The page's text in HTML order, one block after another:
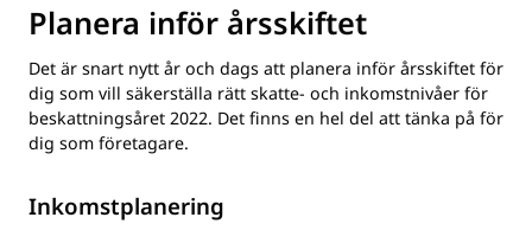
Planera inför årsskiftet
Det är snart nytt år och dags att planera inför årsskiftet för
dig som vill säkerställa rätt skatte- och inkomstnivåer för
beskattningsåret 2022. Det finns en hel del att tänka på för
dig som företagare.
Inkomstplanering